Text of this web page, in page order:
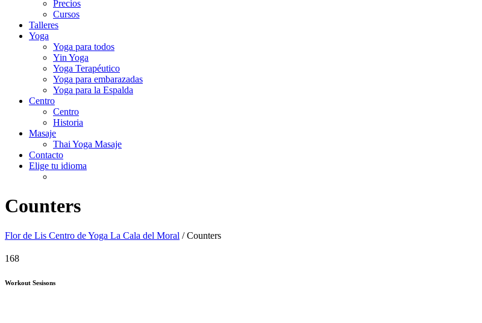
Precios
Cursos
Talleres
Yoga
Yoga para todos
Yin Yoga
Yoga Terapéutico
Yoga para embarazadas
Yoga para la Espalda
Centro
Centro
Historia
Masaje
Thai Yoga Masaje
Contacto
Elige tu idioma
Counters
Flor de Lis Centro de Yoga La Cala del Moral /Counters
168
Workout Sesisons